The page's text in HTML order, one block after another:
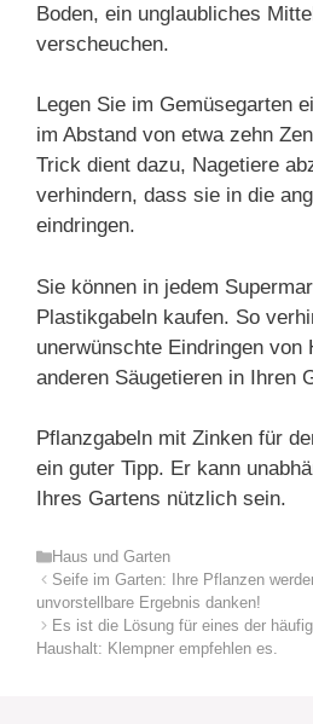
Boden, ein unglaubliches
verscheuchen.
Legen Sie im Gemüsegarten
im Abstand von etwa zehn
Trick dient dazu, Nagetiere
verhindern, dass sie in die
eindringen.
Sie können in jedem
Plastikgabeln kaufen. So
unerwünschte Eindringen von
anderen Säugetieren in Ihren
Pflanzgabeln mit Zinken für
ein guter Tipp. Er kann
Ihres Gartens nützlich sein.
Kategorien
Haus und Garten
Seife im Garten: Ihre Pflanzen
unvorstellbare Ergebnis danken!
Es ist die Lösung für eines der
Haushalt: Klempner empfehlen es.